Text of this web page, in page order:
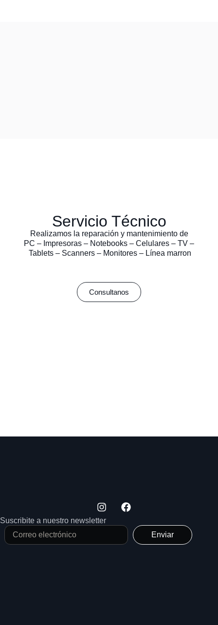
Servicio Técnico
Realizamos la reparación y mantenimiento de
PC – Impresoras – Notebooks – Celulares – TV –
Tablets – Scanners – Monitores – Línea marron
Consultanos
Suscribite a nuestro newsletter
Enviar